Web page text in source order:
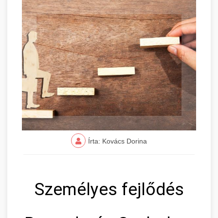
Írta: Kovács Dorina
Személyes fejlődés